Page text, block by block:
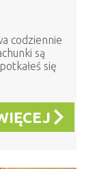
codziennie
są
się